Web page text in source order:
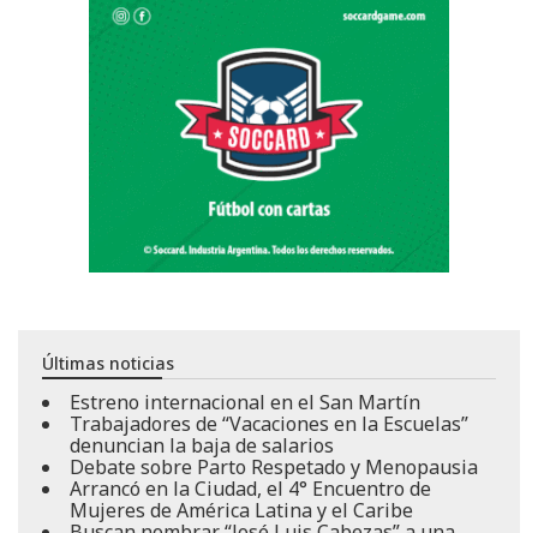
Últimas noticias
Estreno internacional en el San Martín
Trabajadores de “Vacaciones en la Escuelas”
denuncian la baja de salarios
Debate sobre Parto Respetado y Menopausia
Arrancó en la Ciudad, el 4° Encuentro de
Mujeres de América Latina y el Caribe